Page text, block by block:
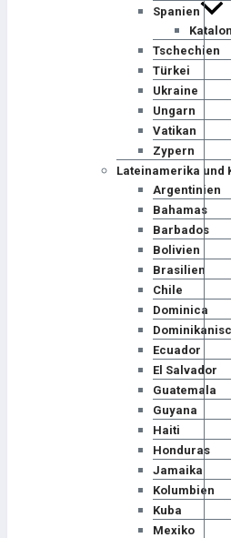
Spanien
Tschechien
Türkei
Ukraine
Ungarn
Vatikan
Zypern
Lateinamerika und
Argentinien
Bahamas
Barbados
Bolivien
Brasilien
Chile
Dominica
Ecuador
El Salvador
Guatemala
Guyana
Haiti
Honduras
Jamaika
Kolumbien
Kuba
Mexiko